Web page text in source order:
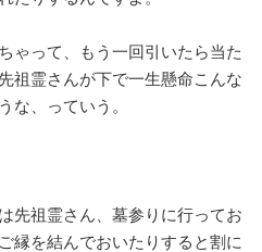
ゃって、もう一回引いたら当た
祖霊さんが下で一生懸命こんな
な、っていう。
先祖霊さん、墓参りに行ってお
縁を結んでおいたりすると割に